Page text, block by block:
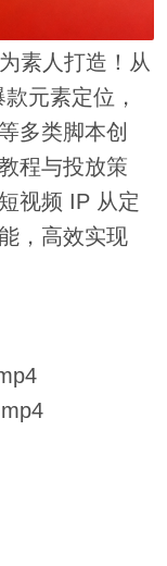
素人打造！从
元素定位，
多类脚本创
程与投放策
视频 IP 从定
，高效实现